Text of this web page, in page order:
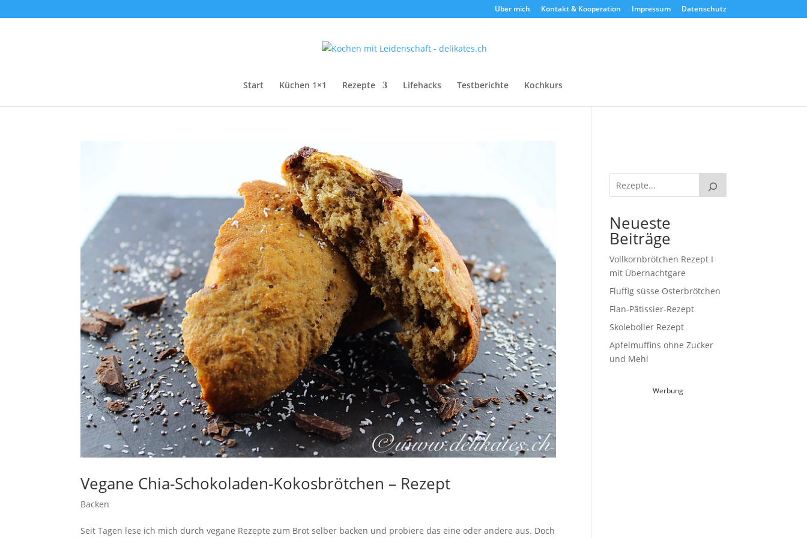
Über mich Kontakt & Kooperation Impressum Datenschutz
Start Küchen 1×1 Rezepte Lifehacks Testberichte Kochkurs
Vegane Chia-Schokoladen-Kokosbrötchen – Rezept
Backen
Seit Tagen lese ich mich durch vegane Rezepte zum Brot selber backen und probiere das eine oder andere aus. Doch
Neueste
Beiträge
Vollkornbrötchen Rezept I
mit Übernachtgare
Fluffig süsse Osterbrötchen
Flan-Pâtissier-Rezept
Skoleboller Rezept
Apfelmuffins ohne Zucker
und Mehl
Werbung